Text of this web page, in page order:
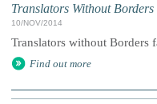
Translators Without Borders
10/NOV/2014
Translators without Borders
Find out more